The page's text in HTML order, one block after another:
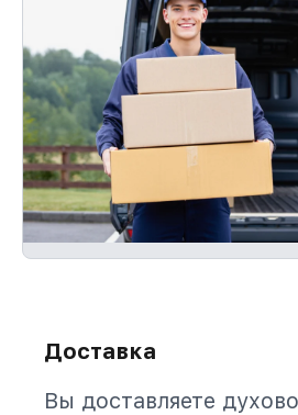
Доставка
Вы доставляете